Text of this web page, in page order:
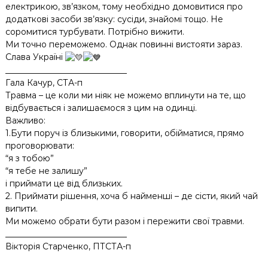
електрикою, зв’язком, тому необхідно домовитися про
додаткові засоби зв’язку: сусіди, знайомі тощо. Не
соромитися турбувати. Потрібно вижити.
Ми точно переможемо. Однак повинні вистояти зараз.
Слава Україні
Гала Качур, СТА-п
Травма – це коли ми ніяк не можемо вплинути на те, що
відбувається і залишаємося з цим на одинці.
Важливо:
1.Бути поруч із близькими, говорити, обійматися, прямо
проговорювати:
“я з тобою”
“я тебе не залишу”
і приймати це від близьких.
2. Приймати рішення, хоча б найменші – де сісти, який чай
випити.
Ми можемо обрати бути разом і пережити свої травми.
Вікторія Старченко, ПТСТА-п